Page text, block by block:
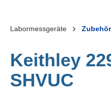
Labormessgeräte
Keithley
SHVUC